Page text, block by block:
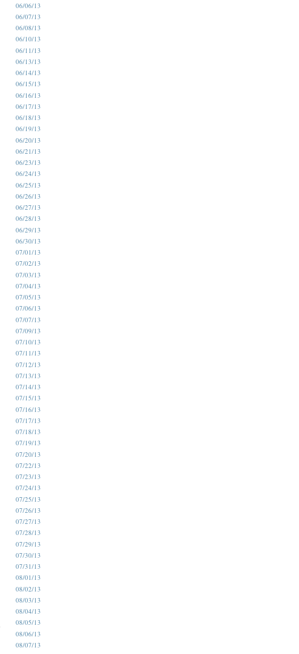
06/06/13
06/07/13
06/08/13
06/10/13
06/11/13
06/13/13
06/14/13
06/15/13
06/16/13
06/17/13
06/18/13
06/19/13
06/20/13
06/21/13
06/23/13
06/24/13
06/25/13
06/26/13
06/27/13
06/28/13
06/29/13
06/30/13
07/01/13
07/02/13
07/03/13
07/04/13
07/05/13
07/06/13
07/07/13
07/09/13
07/10/13
07/11/13
07/12/13
07/13/13
07/14/13
07/15/13
07/16/13
07/17/13
07/18/13
07/19/13
07/20/13
07/22/13
07/23/13
07/24/13
07/25/13
07/26/13
07/27/13
07/28/13
07/29/13
07/30/13
07/31/13
08/01/13
08/02/13
08/03/13
08/04/13
08/05/13
08/06/13
08/07/13